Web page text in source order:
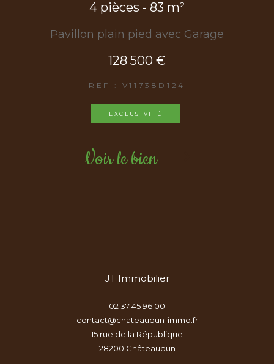
4 pièces - 83 m²
Pavillon plain pied avec Garage
128 500 €
REF : V11738D124
EXCLUSIVITÉ
Voir le bien
JT Immobilier
02 37 45 96 00
contact@chateaudun-immo.fr
15 rue de la République
28200
châteaudun